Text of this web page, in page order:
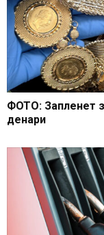
ФОТО: Запленет
денари